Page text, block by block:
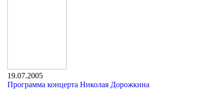
19.07.2005
Программа концерта Николая Дорожкина